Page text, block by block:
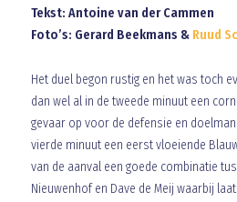
Tekst: Antoine van der Cammen
Foto’s: Gerard Beekmans & Ruud
Het duel begon rustig en het was toch
dan wel al in de tweede minuut een
gevaar op voor de defensie en
vierde minuut een eerst vloeiende
van de aanval een goede combinatie
Nieuwenhof en Dave de Meij waarbij